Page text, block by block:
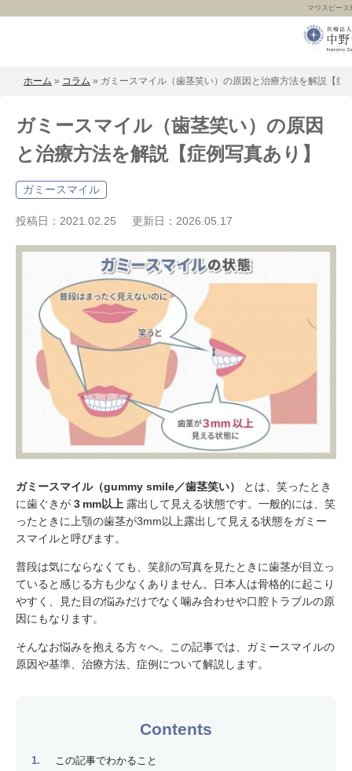
マウスピー
ホーム » コラム » ガミースマイル（歯茎笑い）の原因と治療方法を解説【症
ガミースマイル（歯茎笑い）の原因
と治療方法を解説【症例写真あり】
ガミースマイル
投稿日： 2021.02.25 更新日： 2026.05.17
ガミースマイル（gummy smile／歯茎笑い）
とは、笑ったとき
に歯ぐきが 3 mm以上 露出して見える状態です。一般的には、笑
ったときに上顎の歯茎が3mm以上露出して見える状態をガミー
スマイルと呼びます。
普段は気にならなくても、笑顔の写真を見たときに歯茎が目立っ
ていると感じる方も少なくありません。日本人は骨格的に起こり
やすく、見た目の悩みだけでなく噛み合わせや口腔トラブルの原
因にもなります。
そんなお悩みを抱える方々へ。この記事では、ガミースマイルの
原因や基準、治療方法、症例について解説します。
Contents
この記事でわかること